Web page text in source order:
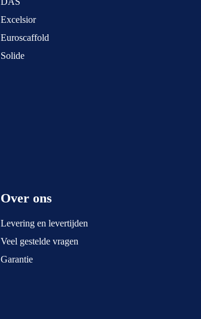
Excelsior
Euroscaffold
Solide
Over ons
Levering en levertijden
Veel gestelde vragen
Garantie